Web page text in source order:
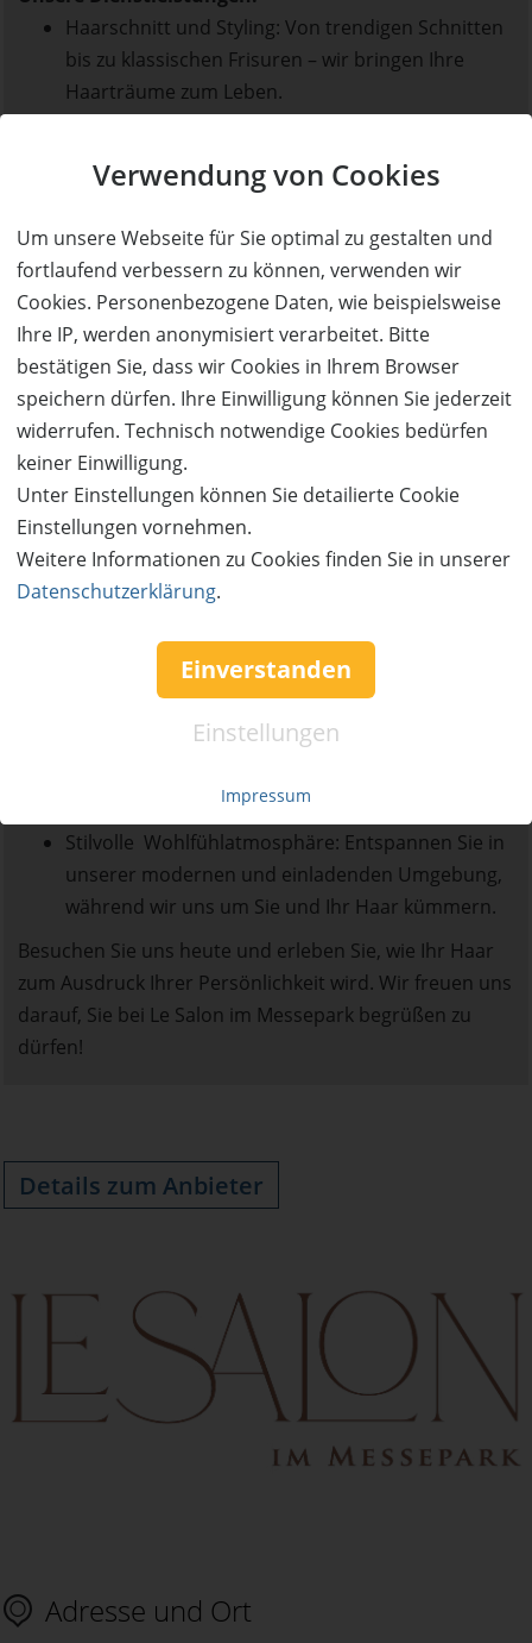
Verwendung von Cookies
Um unsere Webseite für Sie optimal zu gestalten und
fortlaufend verbessern zu können, verwenden wir
Cookies. Personenbezogene Daten, wie beispielsweise
Ihre IP, werden anonymisiert verarbeitet. Bitte
bestätigen Sie, dass wir Cookies in Ihrem Browser
speichern dürfen. Ihre Einwilligung können Sie jederzeit
widerrufen. Technisch notwendige Cookies bedürfen
keiner Einwilligung.
Unter Einstellungen können Sie detailierte Cookie
Einstellungen vornehmen.
Weitere Informationen zu Cookies finden Sie in unserer
Datenschutzerklärung.
Einverstanden
Einstellungen
Impressum
Haarschnitt und Styling: Von trendigen Schnitten
bis zu klassischen Frisuren – wir bringen Ihre
Haarträume zum Leben.
Expertise eine individuelle Note.
Warum Le Salon?
Handwerkliche Exzellenz & Top-Qualität: Unsere
erfahrenen Stylisten zeichnen sich durch
handwerkliche Exzellenz aus. Sie sind erfahrene
Profis, die mit höchster Präzision und
Fachkenntnissen arbeiten und verwenden dabei
nur hochwertige Produkte, um Ihnen die
bestmöglichen Ergebnisse zu garantieren.
Persönliche Betreuung & individuelle Beratung:
Bei Le Salon steht jeder Kunde im Mittelpunkt.
Jeder Kunde ist einzigartig. Wir nehmen uns die
Zeit, Ihre Bedürfnisse professionell zu verstehen
Aktuelle Trends und Innovation: Le Salon bleibt
stets auf dem neuesten Stand der Trends und
nicht nur bewährte Klassiker, sondern auch
Look immer im Trend liegt.
Stilvolle Wohlfühlatmosphäre: Entspannen Sie in
unserer modernen und einladenden Umgebung,
während wir uns um Sie und Ihr Haar kümmern.
​Besuchen Sie uns heute und erleben Sie, wie Ihr Haar
zum Ausdruck Ihrer Persönlichkeit wird. Wir freuen uns
darauf, Sie bei Le Salon im Messepark begrüßen zu
dürfen!
Details zum Anbieter
Adresse und Ort